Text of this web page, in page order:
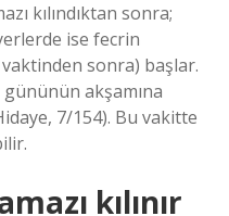
kılındıktan sonra;
ise fecrin
sonra) başlar.
akşamına
7/154). Bu vakitte
kılınır